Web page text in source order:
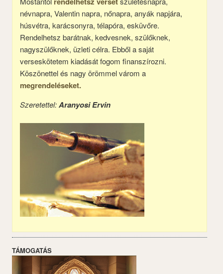
névnapra, Valentin napra, nőnapra, anyák napjára,
húsvétra, karácsonyra, télapóra, esküvőre.
Rendelhetsz barátnak, kedvesnek, szülőknek,
nagyszülőknek, üzleti célra. Ebből a saját
verseskötetem kiadását fogom finanszírozni.
Köszönettel és nagy örömmel várom a
megrendeléseket.
Szeretettel:Aranyosi Ervin
TÁMOGATÁS